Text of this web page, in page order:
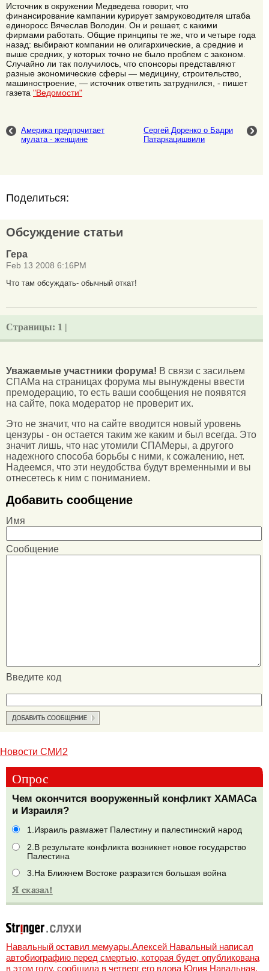
Источник в окружении Медведева говорит, что
финансирование кампании курирует замруководителя штаба
единоросс Вячеслав Володин. Он и решает, с какими
фирмами работать. Общие принципы те же, что и четыре года
назад: выбирают компании не олигархические, а средние и
выше средних, у которых точно не было проблем с законом.
Случайно ли так получилось, что спонсоры представляют
разные экономические сферы — медицину, строительство,
машиностроение, — источник ответить затруднился, - пишет
газета "Ведомости"
Америка предпочитает
мулата - женщине
Сергей Доренко о Бадри
Патаркацишвили
Поделиться:
Обсуждение статьи
Гера
Feb 13 2008 6:16PM
Что там обсуждать- обычный откат!
Страницы: 1 |
Уважаемые участники форума! В связи с засильем
СПАМа на страницах форума мы вынуждены ввести
премодерацию, то есть ваши сообщения не появятся
на сайте, пока модератор не проверит их.
Это не значит, что на сайте вводится новый уровень
цензуры - он остается таким же каким и был всегда. Это
значит лишь, что нас утомили СПАМеры, а другого
надежного способа борьбы с ними, к сожалению, нет.
Надеемся, что эти неудобства будут временными и вы
отнесетесь к ним с пониманием.
Добавить сообщение
Имя
Сообщение
Введите код
Новости СМИ2
Опрос
Чем окончится вооруженный конфликт ХАМАСа
и Израиля?
1.Израиль размажет Палестину и палестинский народ
2.В результате конфликта возникнет новое государство
Палестина
3.На Ближнем Востоке разразится большая война
Навальный оставил мемуары.Алексей Навальный написал
автобиографию перед смертью, которая будет опубликована
в этом году, сообщила в четверг его вдова Юлия Навальная,